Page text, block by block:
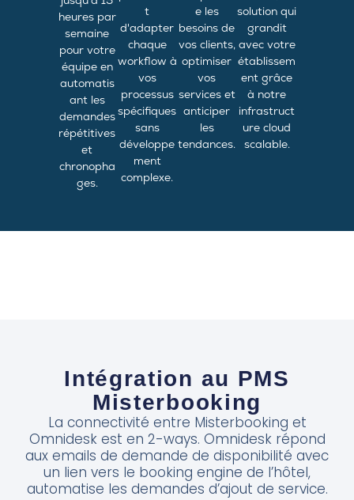
heures par
semaine
pour votre
équipe en
automatis
ant les
demandes
répétitives
et
chronopha
ges.
t
d'adapter
chaque
workflow à
vos
processus
spécifiques
sans
développe
ment
complexe.
e les
besoins de
vos clients,
optimiser
vos
services et
anticiper
les
tendances.
solution qui
grandit
avec votre
établissem
ent grâce
à notre
infrastruct
ure cloud
scalable.
Intégration au PMS
Misterbooking
La connectivité entre Misterbooking et
Omnidesk est en 2-ways. Omnidesk répond
aux emails de demande de disponibilité avec
un lien vers le booking engine de l’hôtel,
automatise les demandes d’ajout de service.